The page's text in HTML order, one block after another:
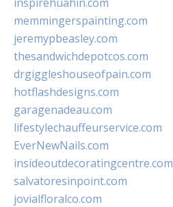
memmingerspainting.com
jeremypbeasley.com
thesandwichdepotcos.com
drgiggleshouseofpain.com
hotflashdesigns.com
garagenadeau.com
lifestylechauffeurservice.com
EverNewNails.com
insideoutdecoratingcentre.com
salvatoresinpoint.com
jovialfloralco.com